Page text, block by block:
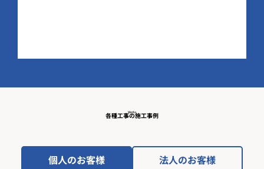
Works
各種工事の施工事例
個人のお客様 法人のお客様